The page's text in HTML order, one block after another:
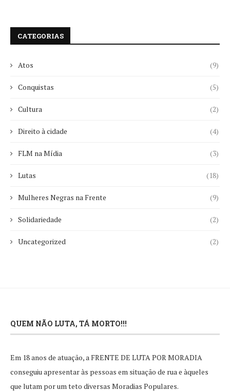
CATEGORIAS
Atos (9)
Conquistas (5)
Cultura (2)
Direito à cidade (4)
FLM na Mídia (3)
Lutas (18)
Mulheres Negras na Frente (9)
Solidariedade (2)
Uncategorized (2)
QUEM NÃO LUTA, TÁ MORTO!!!
Em 18 anos de atuação, a FRENTE DE LUTA POR MORADIA
conseguiu apresentar às pessoas em situação de rua e àqueles
que lutam por um teto diversas Moradias Populares.